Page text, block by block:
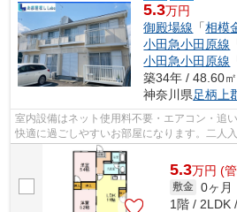
5.3万円
御殿場線 「相模
小田急小田原線
小田急小田原線
築34年 / 48.60㎡
神奈川県足柄上
室内設備はネット使用料不要・エアコン・追
快適に過ごしやすいお部屋になります。二人
らすこともできます。このお部屋は48....
5.3万円 (
敷金 0ヶ月
1階 / 2LDK